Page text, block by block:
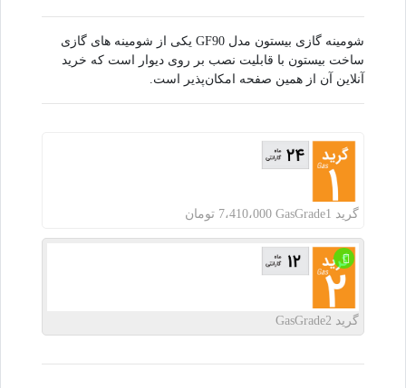
شومینه گازی بیستون مدل GF90 یکی از شومینه های گازی
ساخت بیستون با قابلیت نصب بر روی دیوار است که خرید
آنلاین آن از همین صفحه امکان‌پذیر است.
گرید GasGrade1 7،410،000 تومان
گرید GasGrade2